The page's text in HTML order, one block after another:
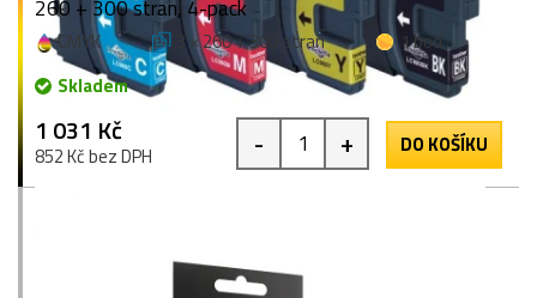
260 + 300 stran, 4-pack
CMYK 3 × 260 + 300 stran
1 bod
Skladem
1 031 Kč
852 Kč bez DPH - + DO KOŠÍKU